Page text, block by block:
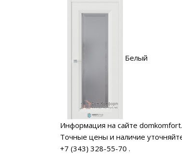
Белый
Информация на сайте
Точные цены и наличие
+7 (343) 328-55-70 .